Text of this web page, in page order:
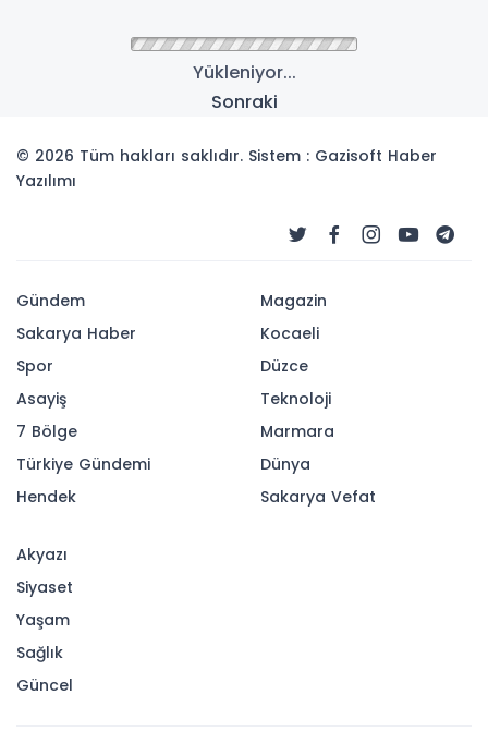
Yükleniyor...
Sonraki
© 2026 Tüm hakları saklıdır. Sistem : Gazisoft Haber
Yazılımı
Gündem
Sakarya Haber
Spor
Asayiş
7 Bölge
Türkiye Gündemi
Hendek
Magazin
Kocaeli
Düzce
Teknoloji
Marmara
Dünya
Sakarya Vefat
Akyazı
Siyaset
Yaşam
Sağlık
Güncel